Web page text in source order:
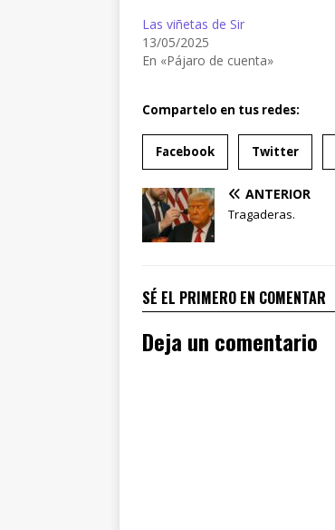
Las viñetas de Sir
13/05/2025
En «Pájaro de cuenta»
Compartelo en tus redes:
Facebook Twitter
ANTERIOR
Tragaderas.
SÉ EL PRIMERO EN COMENTAR
Deja un comentario